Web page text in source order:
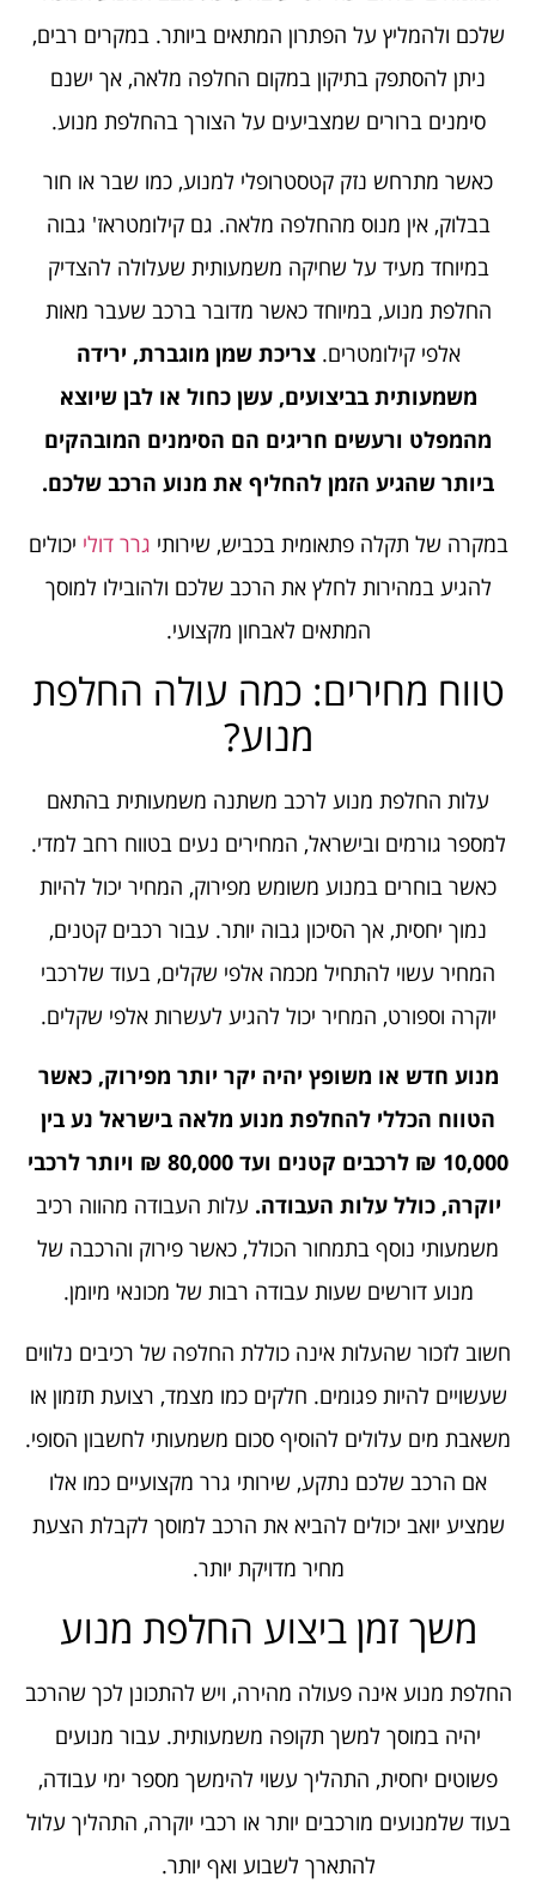
שלכם ולהמליץ על הפתרון המתאים ביותר. במקרים רבים,
ניתן להסתפק בתיקון במקום החלפה מלאה, אך ישנם
סימנים ברורים שמצביעים על הצורך בהחלפת מנוע.
כאשר מתרחש נזק קטסטרופלי למנוע, כמו שבר או חור
בבלוק, אין מנוס מהחלפה מלאה. גם קילומטראז' גבוה
במיוחד מעיד על שחיקה משמעותית שעלולה להצדיק
החלפת מנוע, במיוחד כאשר מדובר ברכב שעבר מאות
אלפי קילומטרים.צריכת שמן מוגברת, ירידה
משמעותית בביצועים, עשן כחול או לבן שיוצא
מהמפלט ורעשים חריגים הם הסימנים המובהקים
ביותר שהגיע הזמן להחליף את מנוע הרכב שלכם.
במקרה של תקלה פתאומית בכביש, שירותי גרר דולי יכולים
להגיע במהירות לחלץ את הרכב שלכם ולהובילו למוסך
המתאים לאבחון מקצועי.
טווח מחירים: כמה עולה החלפת
מנוע?
עלות החלפת מנוע לרכב משתנה משמעותית בהתאם
למספר גורמים ובישראל, המחירים נעים בטווח רחב למדי.
כאשר בוחרים במנוע משומש מפירוק, המחיר יכול להיות
נמוך יחסית, אך הסיכון גבוה יותר. עבור רכבים קטנים,
המחיר עשוי להתחיל מכמה אלפי שקלים, בעוד שלרכבי
יוקרה וספורט, המחיר יכול להגיע לעשרות אלפי שקלים.
מנוע חדש או משופץ יהיה יקר יותר מפירוק, כאשר
הטווח הכללי להחלפת מנוע מלאה בישראל נע בין
10,000 ₪ לרכבים קטנים ועד 80,000 ₪ ויותר לרכבי
יוקרה, כולל עלות העבודה. עלות העבודה מהווה רכיב
משמעותי נוסף בתמחור הכולל, כאשר פירוק והרכבה של
מנוע דורשים שעות עבודה רבות של מכונאי מיומן.
חשוב לזכור שהעלות אינה כוללת החלפה של רכיבים נלווים
שעשויים להיות פגומים. חלקים כמו מצמד, רצועת תזמון או
משאבת מים עלולים להוסיף סכום משמעותי לחשבון הסופי.
אם הרכב שלכם נתקע, שירותי גרר מקצועיים כמו אלו
שמציע יואב יכולים להביא את הרכב למוסך לקבלת הצעת
מחיר מדויקת יותר.
משך זמן ביצוע החלפת מנוע
החלפת מנוע אינה פעולה מהירה, ויש להתכונן לכך שהרכב
יהיה במוסך למשך תקופה משמעותית. עבור מנועים
פשוטים יחסית, התהליך עשוי להימשך מספר ימי עבודה,
בעוד שלמנועים מורכבים יותר או רכבי יוקרה, התהליך עלול
להתארך לשבוע ואף יותר.